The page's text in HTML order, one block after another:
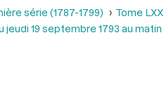
série (1787-1799)
Tome
jeudi 19 septembre 1793 au matin